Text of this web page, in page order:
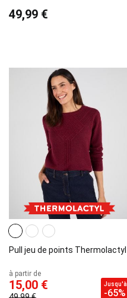
49,99 €
Pull jeu de points Thermolactyl
à partir de
15,00 € Jusqu'à
-65%